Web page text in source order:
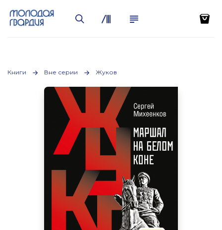
Книги Вне серии Жуков